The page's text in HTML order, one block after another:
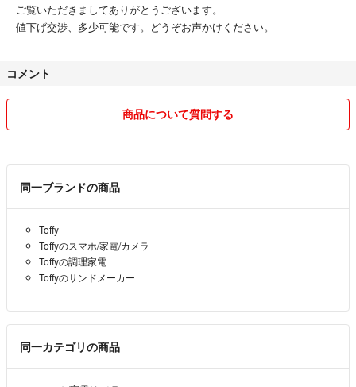
ご覧いただきましてありがとうございます。
値下げ交渉、多少可能です。どうぞお声かけください。
コメント
商品について質問する
同一ブランドの商品
Toffy
Toffyのスマホ/家電/カメラ
Toffyの調理家電
Toffyのサンドメーカー
同一カテゴリの商品